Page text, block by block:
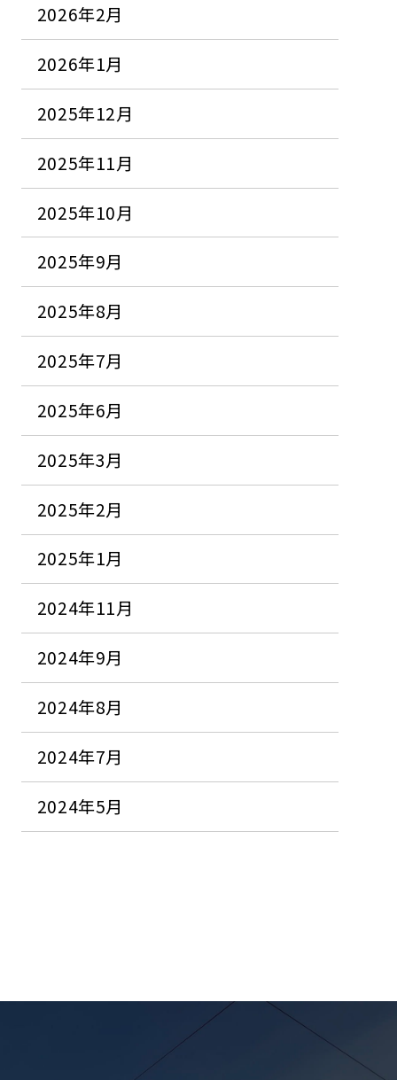
2026年2月
2026年1月
2025年12月
2025年11月
2025年10月
2025年9月
2025年8月
2025年7月
2025年6月
2025年3月
2025年2月
2025年1月
2024年11月
2024年9月
2024年8月
2024年7月
2024年5月